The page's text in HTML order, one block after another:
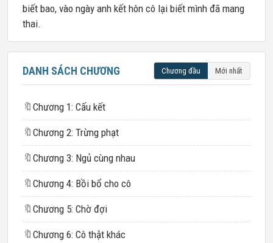
biết bao, vào ngày anh kết hôn cô lại biết mình đã mang
thai.
DANH SÁCH CHƯƠNG Chương đầu Mới nhất
🔖 Chương 1: Cấu kết
🔖 Chương 2: Trừng phạt
🔖 Chương 3: Ngủ cùng nhau
🔖 Chương 4: Bồi bổ cho cô
🔖 Chương 5: Chờ đợi
🔖 Chương 6: Cô thật khác